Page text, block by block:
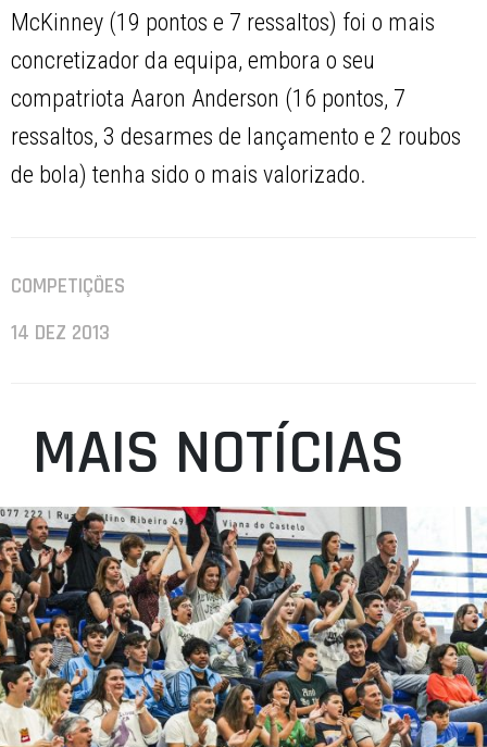
McKinney (19 pontos e 7 ressaltos) foi o mais
concretizador da equipa, embora o seu
compatriota Aaron Anderson (16 pontos, 7
ressaltos, 3 desarmes de lançamento e 2 roubos
de bola) tenha sido o mais valorizado.
COMPETIÇÕES
14 DEZ 2013
MAIS NOTÍCIAS